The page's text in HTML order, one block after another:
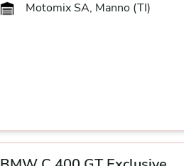
Motomix SA, Manno (TI)